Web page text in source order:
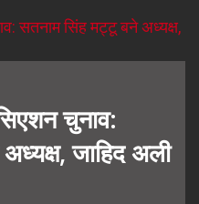
चुनाव:
जाहिद अली